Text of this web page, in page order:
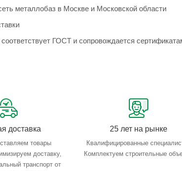
металлобаз в Москве и Московской области
ГОСТ и сопровождается
гибка, металлообработка
доставка
товары
доставку,
транспорт от
25 лет на рынке
Квалифицированные
Комплектуем строительные